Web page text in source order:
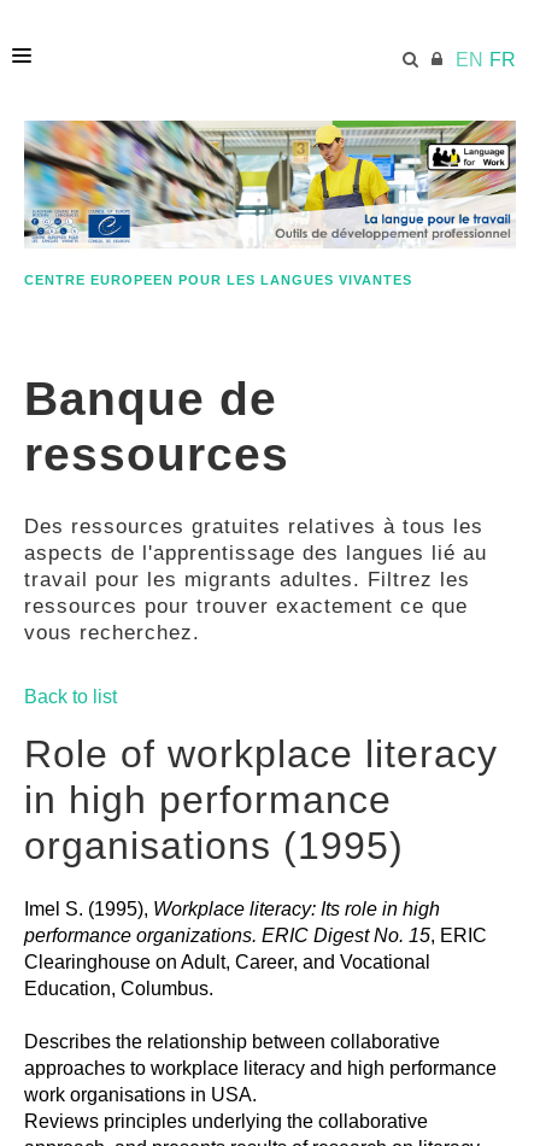
EN FR
ACCUEIL
ECML.AT
COMPÉTENCES
GUIDES
COMMUNAUTÉ
CENTRE EUROPEEN POUR LES LANGUES VIVANTES
Banque de
ressources
Des ressources gratuites relatives à tous les
aspects de l'apprentissage des langues lié au
travail pour les migrants adultes. Filtrez les
ressources pour trouver exactement ce que
vous recherchez.
Back to list
Role of workplace literacy
in high performance
organisations (1995)
Imel S. (1995), Workplace literacy: Its role in high
performance organizations. ERIC Digest No. 15, ERIC
Clearinghouse on Adult, Career, and Vocational
Education, Columbus.
Describes the relationship between collaborative
approaches to workplace literacy and high performance
work organisations in USA.
Reviews principles underlying the collaborative